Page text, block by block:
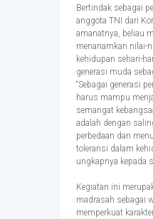
Bertindak sebagai
anggota TNI dari
amanatnya, beliau
menanamkan nilai-
kehidupan sehari-
generasi muda
“Sebagai generasi
harus mampu
semangat
adalah dengan
perbedaan dan
toleransi dalam
ungkapnya kepada
Kegiatan ini
madrasah sebagai
memperkuat